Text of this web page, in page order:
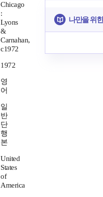
Chicago
:
Lyons
&
Carnahan,
c1972
1972
영
어
일
반
단
행
본
United
States
of
America
나만을 위